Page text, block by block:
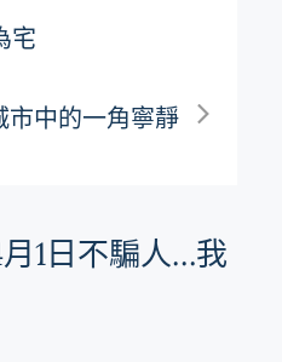
宅
市中的一角寧靜
1日不騙人…我